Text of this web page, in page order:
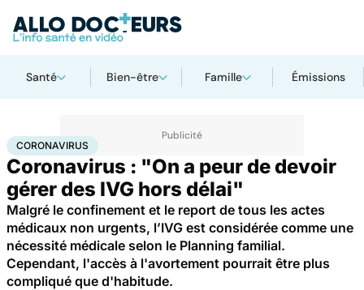
Santé Bien-être Famille Émissions
AccueilSantéMaladies Coronavirus
CORONAVIRUS
Coronavirus : "On a peur de devoir
gérer des IVG hors délai"
Malgré le confinement et le report de tous les actes
médicaux non urgents, l’IVG est considérée comme une
nécessité médicale selon le Planning familial.
Cependant, l'accès à l'avortement pourrait être plus
compliqué que d'habitude.